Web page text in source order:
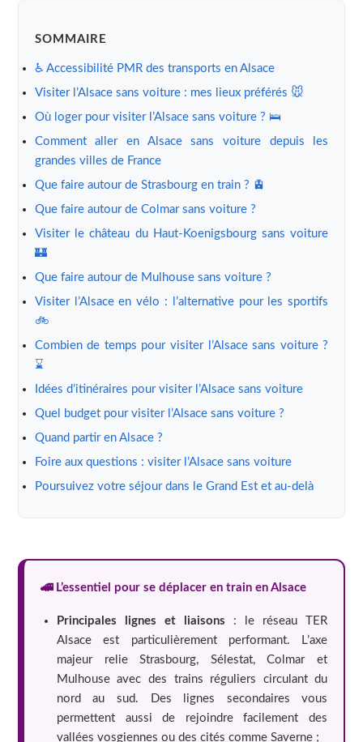
SOMMAIRE
♿ Accessibilité PMR des transports en Alsace
Visiter l’Alsace sans voiture : mes lieux préférés 🐭
Où loger pour visiter l’Alsace sans voiture ? 🛌
Comment aller en Alsace sans voiture depuis les
grandes villes de France
Que faire autour de Strasbourg en train ? 🚊
Que faire autour de Colmar sans voiture ?
Visiter le château du Haut-Koenigsbourg sans voiture
🏰
Que faire autour de Mulhouse sans voiture ?
Visiter l’Alsace en vélo : l’alternative pour les sportifs
🚲
Combien de temps pour visiter l’Alsace sans voiture ?
⌛
Idées d’itinéraires pour visiter l’Alsace sans voiture
Quel budget pour visiter l’Alsace sans voiture ?
Quand partir en Alsace ?
Foire aux questions : visiter l’Alsace sans voiture
Poursuivez votre séjour dans le Grand Est et au-delà
🚄 L’essentiel pour se déplacer en train en Alsace
Principales lignes et liaisons : le réseau TER
Alsace est particulièrement performant. L’axe
majeur relie Strasbourg, Sélestat, Colmar et
Mulhouse avec des trains réguliers circulant du
nord au sud. Des lignes secondaires vous
permettent aussi de rejoindre facilement des
vallées vosgiennes ou des cités comme Saverne ;